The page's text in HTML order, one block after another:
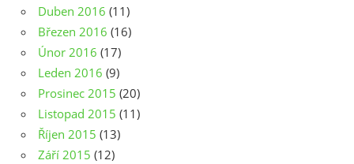
Duben 2016 (11)
Březen 2016 (16)
Únor 2016 (17)
Leden 2016 (9)
Prosinec 2015 (20)
Listopad 2015 (11)
Říjen 2015 (13)
Září 2015 (12)